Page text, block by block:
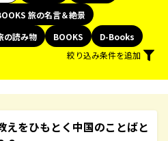
旅の名言＆絶景
の読み物 BOOKS
D-Books
絞り込み条件を追加
えをひもとく中国のことばと